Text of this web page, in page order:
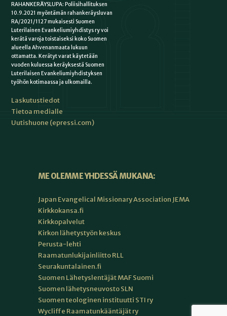
RAHANKERÄYSLUPA: Poliisihallituksen
10.9.2021 myöntämän rahankeräysluvan
RA/2021/1127 mukaisesti Suomen
Luterilainen Evankeliumiyhdistys ry voi
kerätä varoja toistaiseksi koko Suomen
alueella Ahvenanmaata lukuun
ottamatta. Kerätyt varat käytetään
vuoden kuluessa keräyksestä Suomen
Luterilaisen Evankeliumiyhdistyksen
työhön kotimaassa ja ulkomailla.
Laskutustiedot
Tietoa medialle
Uutishuone (epressi.com)
ME OLEMME YHDESSÄ MUKANA:
Japan Evangelical Missionary Association JEMA
Kirkkokansa.fi
Kirkkopalvelut
Kirkon lähetystyön keskus
Perusta-lehti
Raamatunlukijainliitto RLL
Seurakuntalainen.fi
Suomen Lähetyslentäjät MAF Suomi
Suomen lähetysneuvosto SLN
Suomen teologinen instituutti STI ry
Wycliffe Raamatunkääntäjät ry